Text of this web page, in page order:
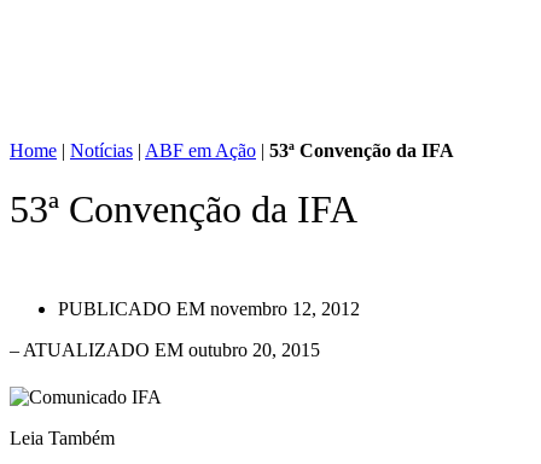
Home | Notícias | ABF em Ação | 53ª Convenção da IFA
53ª Convenção da IFA
PUBLICADO EM novembro 12, 2012
– ATUALIZADO EM outubro 20, 2015
Leia Também